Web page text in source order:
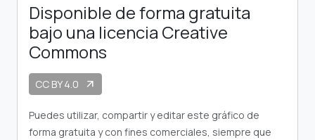
Disponible de forma gratuita
bajo una licencia Creative
Commons
CC BY 4.0 arrow_outward
Puedes utilizar, compartir y editar este gráfico de
forma gratuita y con fines comerciales, siempre que